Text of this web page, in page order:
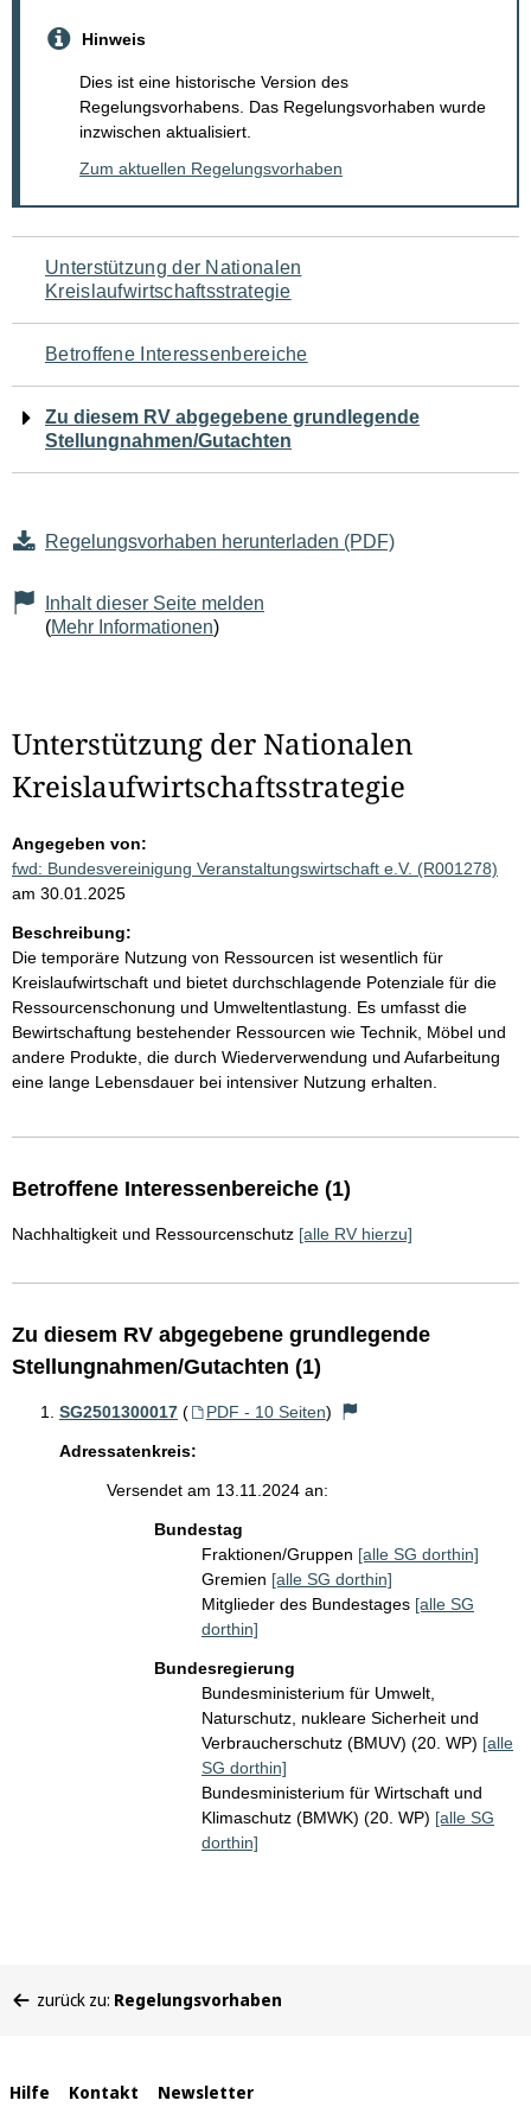
Hinweis
Dies ist eine historische Version des
Regelungsvorhabens. Das Regelungsvorhaben wurde
inzwischen aktualisiert.
Zum aktuellen Regelungsvorhaben
Navigation
für
den
Seiteninhalt
Unterstützung der Nationalen
Kreislaufwirtschaftsstrategie
Betroffene Interessenbereiche
Zu diesem RV abgegebene grundlegende
Stellungnahmen/Gutachten
Regelungsvorhaben herunterladen (PDF)
Inhalt dieser Seite melden
(Mehr Informationen)
Unterstützung der Nationalen
Kreislaufwirtschaftsstrategie
Angegeben von:
fwd: Bundesvereinigung Veranstaltungswirtschaft e.V. (R001278)
am 30.01.2025
Beschreibung:
Die temporäre Nutzung von Ressourcen ist wesentlich für
Kreislaufwirtschaft und bietet durchschlagende Potenziale für die
Ressourcenschonung und Umweltentlastung. Es umfasst die
Bewirtschaftung bestehender Ressourcen wie Technik, Möbel und
andere Produkte, die durch Wiederverwendung und Aufarbeitung
eine lange Lebensdauer bei intensiver Nutzung erhalten.
Betroffene Interessenbereiche (1)
Nachhaltigkeit und Ressourcenschutz [alle RV hierzu]
Zu diesem RV abgegebene grundlegende
Stellungnahmen/Gutachten (1)
SG2501300017 ( PDF - 10 Seiten)
Adressatenkreis:
Versendet am 13.11.2024 an:
Bundestag
Fraktionen/Gruppen [alle SG dorthin]
Gremien [alle SG dorthin]
Mitglieder des Bundestages [alle SG
dorthin]
Bundesregierung
Bundesministerium für Umwelt,
Naturschutz, nukleare Sicherheit und
Verbraucherschutz (BMUV) (20. WP) [alle
SG dorthin]
Bundesministerium für Wirtschaft und
Klimaschutz (BMWK) (20. WP) [alle SG
dorthin]
befinden
zurück zu: Regelungsvorhaben
Interne
Hilfe Kontakt Newsletter